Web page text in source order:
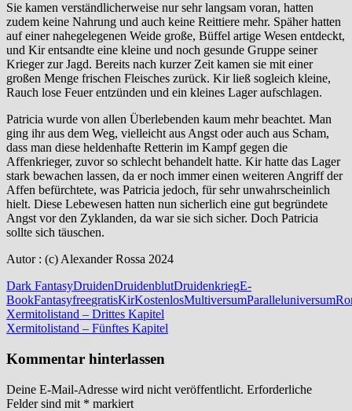
Sie kamen verständlicherweise nur sehr langsam voran, hatten
zudem keine Nahrung und auch keine Reittiere mehr. Späher hatten
auf einer nahegelegenen Weide große, Büffel artige Wesen entdeckt,
und Kir entsandte eine kleine und noch gesunde Gruppe seiner
Krieger zur Jagd. Bereits nach kurzer Zeit kamen sie mit einer
großen Menge frischen Fleisches zurück. Kir ließ sogleich kleine,
Rauch lose Feuer entzünden und ein kleines Lager aufschlagen.
Patricia wurde von allen Überlebenden kaum mehr beachtet. Man
ging ihr aus dem Weg, vielleicht aus Angst oder auch aus Scham,
dass man diese heldenhafte Retterin im Kampf gegen die
Affenkrieger, zuvor so schlecht behandelt hatte. Kir hatte das Lager
stark bewachen lassen, da er noch immer einen weiteren Angriff der
Affen befürchtete, was Patricia jedoch, für sehr unwahrscheinlich
hielt. Diese Lebewesen hatten nun sicherlich eine gut begründete
Angst vor den Zyklanden, da war sie sich sicher. Doch Patricia
sollte sich täuschen.
Autor : (c) Alexander Rossa 2024
Dark FantasyDruidenDruidenblutDruidenkriegE-
BookFantasyfreegratisKirKostenlosMultiversumParalleluniversum
Beitragsnavigation
Vorheriger
Beitrag:
Xermitolistand – Drittes Kapitel
Nächster
Xermitolistand – Fünftes Kapitel
Kommentar hinterlassen
Deine E-Mail-Adresse wird nicht veröffentlicht. Erforderliche
Felder sind mit * markiert